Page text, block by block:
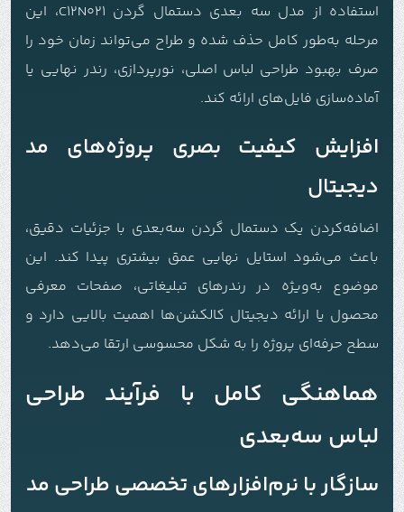
استفاده از مدل سه بعدی دستمال گردن C12N021، این
مرحله به‌طور کامل حذف شده و طراح می‌تواند زمان خود را
صرف بهبود طراحی لباس اصلی، نورپردازی، رندر نهایی یا
آماده‌سازی فایل‌های ارائه کند.
افزایش کیفیت بصری پروژه‌های مد
دیجیتال
اضافه‌کردن یک دستمال گردن سه‌بعدی با جزئیات دقیق،
باعث می‌شود استایل نهایی عمق بیشتری پیدا کند. این
موضوع به‌ویژه در رندرهای تبلیغاتی، صفحات معرفی
محصول یا ارائه دیجیتال کالکشن‌ها اهمیت بالایی دارد و
سطح حرفه‌ای پروژه را به شکل محسوسی ارتقا می‌دهد.
هماهنگی کامل با فرآیند طراحی
لباس سه‌بعدی
سازگار با نرم‌افزارهای تخصصی طراحی مد